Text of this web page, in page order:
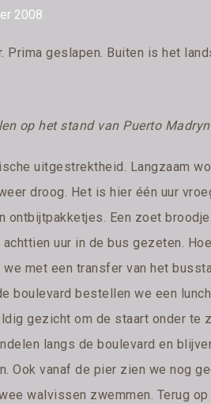
2008
Prima geslapen. Buiten is het
op het stand van Puerto Madryn
uitgestrektheid. Langzaam
droog. Het is hier één uur
ontbijtpakketjes. Een zoet
achttien uur in de bus gezeten.
met een transfer van het
boulevard bestellen we een
gezicht om de staart onder te
langs de boulevard en
Ook vanaf de pier zien we nog
walvissen zwemmen. Terug